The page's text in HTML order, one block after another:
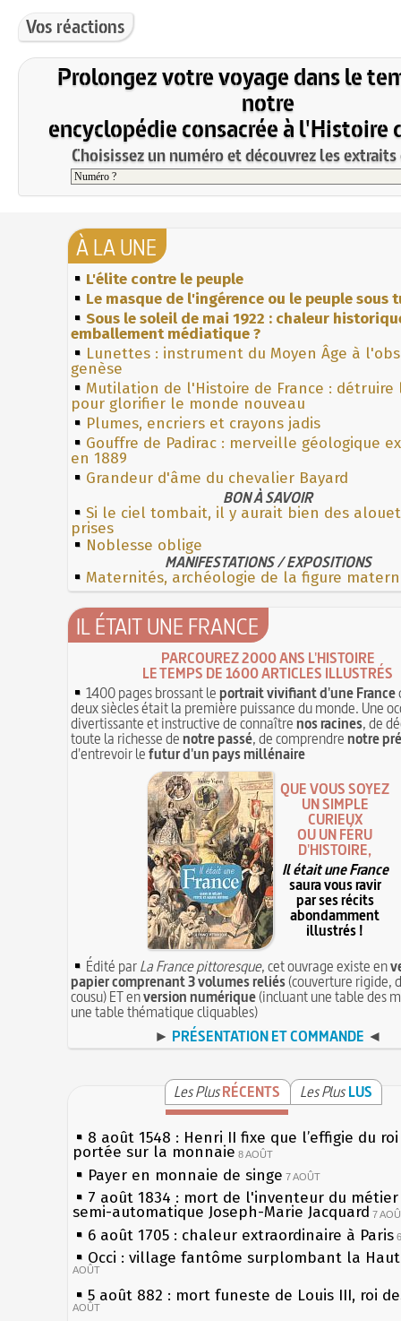
Vos réactions
Prolongez votre voyage dans le
notre
encyclopédie consacrée à l'Histoire
Choisissez un numéro et découvrez les
À LA UNE
L'élite contre le peuple
Le masque de l'ingérence ou le peuple sous
Sous le soleil de mai 1922 : chaleur
emballement médiatique ?
Lunettes : instrument du Moyen Âge à
genèse
Mutilation de l'Histoire de France : détruire
pour glorifier le monde nouveau
Plumes, encriers et crayons jadis
Gouffre de Padirac : merveille géologique
en 1889
Grandeur d'âme du chevalier Bayard
BON À SAVOIR
Si le ciel tombait, il y aurait bien des
prises
Noblesse oblige
MANIFESTATIONS / EXPOSITIONS
Maternités, archéologie de la figure
IL ÉTAIT UNE FRANCE
PARCOUREZ 2000 ANS L'HISTOIRE
LE TEMPS DE 1600 ARTICLES ILLUSTRÉS
1400 pages brossant leportrait vivifiant d'une France
deux siècles était la première puissance du monde. Une
divertissante et instructive de connaîtrenos racines, de
toute la richesse denotre passé, de comprendrenotre
d'entrevoir lefutur d'un pays millénaire
QUE VOUS SOYEZ
UN SIMPLE
CURIEUX
OU UN FÉRU
D'HISTOIRE,
Il était une France
saura vous ravir
par ses récits
abondamment
illustrés !
Édité parLa France pittoresque, cet ouvrage existe en
papier comprenant 3 volumes reliés(couverture rigide,
cousu) ET enversion numérique(incluant une table des
une table thématique cliquables)
► PRÉSENTATION ET COMMANDE ◄
Les PlusRÉCENTS Les Plus LUS
8 août 1548 : Henri II fixe que l’effigie du
portée sur la monnaie 8 AOÛT
Payer en monnaie de singe 7 AOÛT
7 août 1834 : mort de l'inventeur du
semi-automatique Joseph-Marie Jacquard 7
6 août 1705 : chaleur extraordinaire à Paris
Occi : village fantôme surplombant la
AOÛT
5 août 882 : mort funeste de Louis III, roi
AOÛT